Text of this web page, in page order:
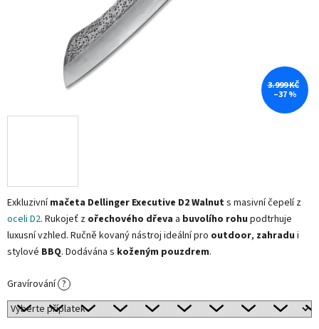
Exkluzivnímačeta Dellinger Executive D2 Walnuts masivní čepelí z
oceli D2. Rukojeť z ořechového dřeva a buvolího rohu podtrhuje
luxusní vzhled. Ručně kovaný nástroj ideální pro outdoor, zahradu i
stylové BBQ. Dodávána s koženým pouzdrem.
Gravírování ?
3.999 KČ
–37 %